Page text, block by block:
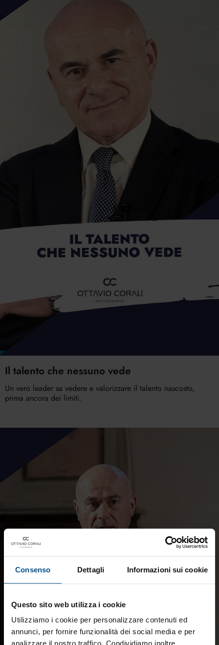
Consenso Dettagli Informazioni sui cookie
Questo sito web utilizza i cookie
Utilizziamo i cookie per personalizzare contenuti ed
annunci, per fornire funzionalità dei social media e per
analizzare il nostro traffico. Condividiamo inoltre
Il talento che nessuno vede
Un vero leader sa vedere e valorizzare il talento nascosto,
prima ancora dei limiti.